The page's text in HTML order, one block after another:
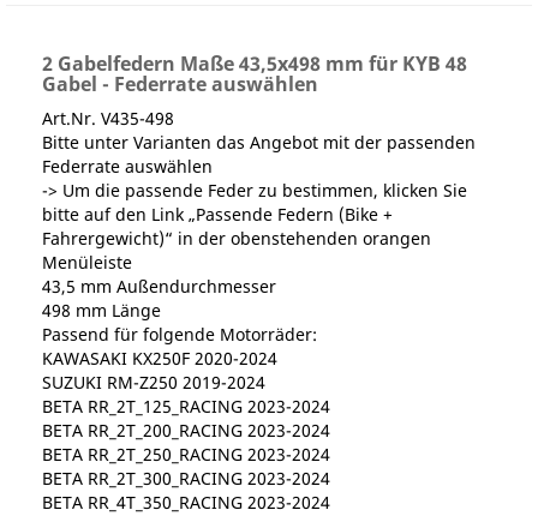
2 Gabelfedern Maße 43,5x498 mm für KYB 48
Gabel - Federrate auswählen
Art.Nr. V435-498
Bitte unter Varianten das Angebot mit der passenden
Federrate auswählen
-> Um die passende Feder zu bestimmen, klicken Sie
bitte auf den Link „Passende Federn (Bike +
Fahrergewicht)“ in der obenstehenden orangen
Menüleiste
43,5 mm Außendurchmesser
498 mm Länge
Passend für folgende Motorräder:
KAWASAKI KX250F 2020-2024
SUZUKI RM-Z250 2019-2024
BETA RR_2T_125_RACING 2023-2024
BETA RR_2T_200_RACING 2023-2024
BETA RR_2T_250_RACING 2023-2024
BETA RR_2T_300_RACING 2023-2024
BETA RR_4T_350_RACING 2023-2024